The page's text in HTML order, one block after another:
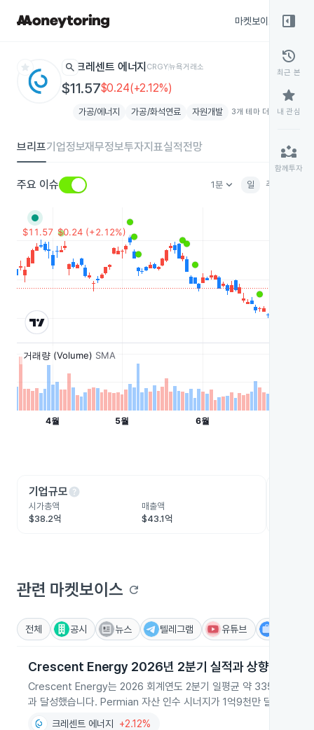
마켓보이스
star search 크레센트 에너지 CRGY뉴욕거래소
$11.57$0.24(+2.12%)
가공/에너지 가공/화석연료 자원개발 3개 테마 더보기 add
브리프기업정보재무정보투자지표실적전망
주요 이슈 1분keyboard_arrow_down 일 주
기업규모help
시가총액
$38.2억
매출액
$43.1억
관련 마켓보이스 refresh
전체 공시 뉴스 텔레그램 유튜브
Crescent Energy 2026년 2분기 실적과 상향된 시너
Crescent Energy는 2026 회계연도 2분기 일평균 약 335,000 배
과 달성했습니다. Permian 자산 인수 시너지가 1억9천만 달러에 달
크레센트 에너지 +2.12%
right_panel_open
history
최근 본
star
내 관심
partner_exchange
함께투자